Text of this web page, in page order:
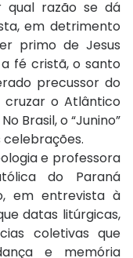
qual razão se dá
em detrimento
primo de Jesus
fé cristã, o santo
precussor do
cruzar o Atlântico
Brasil, o “Junino”
e professora
do Paraná
em entrevista à
datas litúrgicas,
coletivas que
e memória